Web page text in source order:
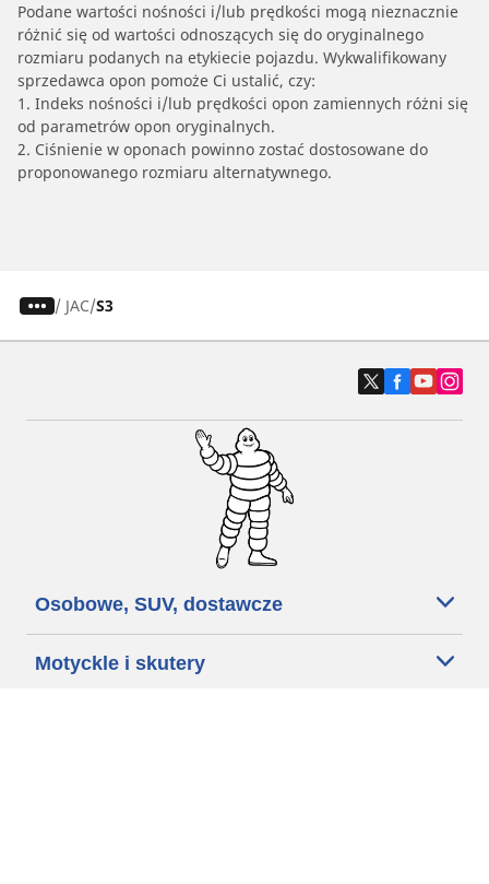
Podane wartości nośności i/lub prędkości mogą nieznacznie
różnić się od wartości odnoszących się do oryginalnego
rozmiaru podanych na etykiecie pojazdu. Wykwalifikowany
sprzedawca opon pomoże Ci ustalić, czy:
1. Indeks nośności i/lub prędkości opon zamiennych różni się
od parametrów opon oryginalnych.
2. Ciśnienie w oponach powinno zostać dostosowane do
proponowanego rozmiaru alternatywnego.
/ JAC S3
Osobowe, SUV, dostawcze
Motyckle i skutery